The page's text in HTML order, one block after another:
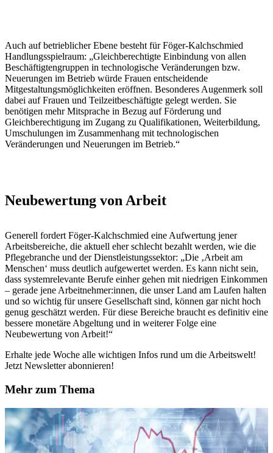
Auch auf betrieblicher Ebene besteht für Föger-Kalchschmied
Handlungsspielraum: „Gleichberechtigte Einbindung von allen
Beschäftigtengruppen in technologische Veränderungen bzw.
Neuerungen im Betrieb würde Frauen entscheidende
Mitgestaltungsmöglichkeiten eröffnen. Besonderes Augenmerk soll
dabei auf Frauen und Teilzeitbeschäftigte gelegt werden. Sie
benötigen mehr Mitsprache in Bezug auf Förderung und
Gleichberechtigung im Zugang zu Qualifikationen, Weiterbildung,
Umschulungen im Zusammenhang mit technologischen
Veränderungen und Neuerungen im Betrieb.“
Neubewertung von Arbeit
Generell fordert Föger-Kalchschmied eine Aufwertung jener
Arbeitsbereiche, die aktuell eher schlecht bezahlt werden, wie die
Pflegebranche und der Dienstleistungssektor: „Die ‚Arbeit am
Menschen‘ muss deutlich aufgewertet werden. Es kann nicht sein,
dass systemrelevante Berufe einher gehen mit niedrigen Einkommen
– gerade jene Arbeitnehmer:innen, die unser Land am Laufen halten
und so wichtig für unsere Gesellschaft sind, können gar nicht hoch
genug geschätzt werden. Für diese Bereiche braucht es definitiv eine
bessere monetäre Abgeltung und in weiterer Folge eine
Neubewertung von Arbeit!“
Erhalte jede Woche alle wichtigen Infos rund um die Arbeitswelt!
Jetzt Newsletter abonnieren!
Mehr zum Thema